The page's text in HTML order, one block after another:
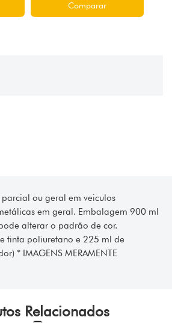
Comparar
ou geral em veiculos
em geral. Embalagem 900 ml
alterar o padrão de cor.
tinta poliuretano e 225 ml de
* IMAGENS MERAMENTE
Relacionados